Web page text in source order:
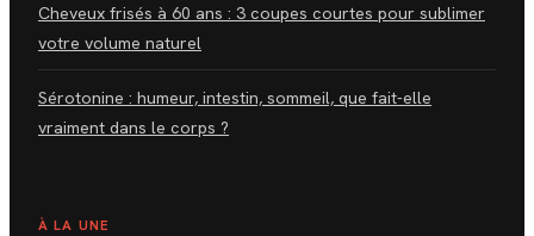
Cheveux frisés à 60 ans : 3 coupes courtes pour sublimer
votre volume naturel
Sérotonine : humeur, intestin, sommeil, que fait-elle
vraiment dans le corps ?
À LA UNE